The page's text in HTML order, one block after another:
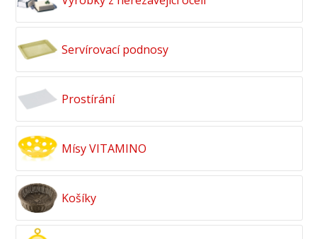
Servírovací podnosy
Prostírání
Mísy VITAMINO
Košíky